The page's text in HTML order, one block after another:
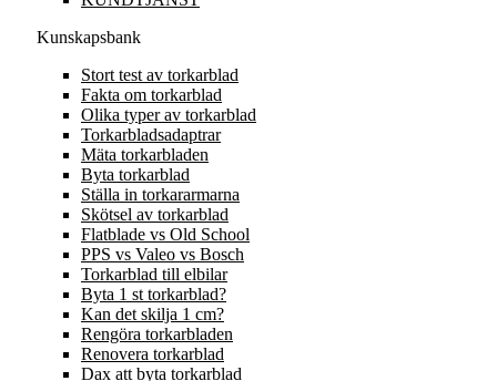
Kunskapsbank
Stort test av torkarblad
Fakta om torkarblad
Olika typer av torkarblad
Torkarbladsadaptrar
Mäta torkarbladen
Byta torkarblad
Ställa in torkararmarna
Skötsel av torkarblad
Flatblade vs Old School
PPS vs Valeo vs Bosch
Torkarblad till elbilar
Byta 1 st torkarblad?
Kan det skilja 1 cm?
Rengöra torkarbladen
Renovera torkarblad
Dax att byta torkarblad